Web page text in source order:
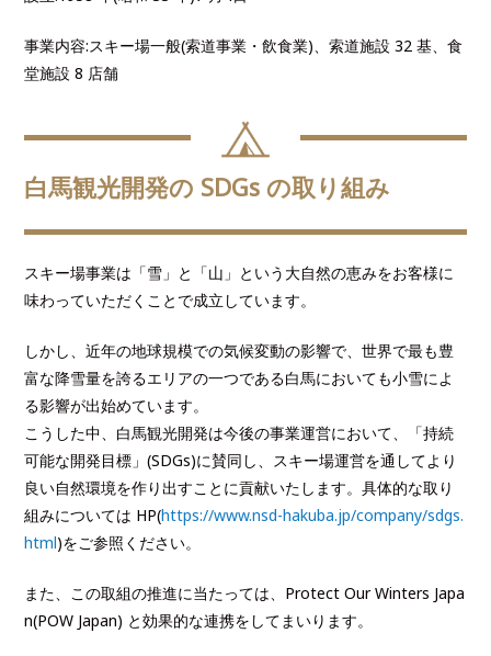
事業内容:スキー場一般(索道事業・飲食業)、索道施設 32 基、食
堂施設 8 店舗
白馬観光開発の SDGs の取り組み
スキー場事業は「雪」と「山」という大自然の恵みをお客様に
味わっていただくことで成立しています。
しかし、近年の地球規模での気候変動の影響で、世界で最も豊
富な降雪量を誇るエリアの一つである白馬においても小雪によ
る影響が出始めています。
こうした中、白馬観光開発は今後の事業運営において、「持続
可能な開発目標」(SDGs)に賛同し、スキー場運営を通してより
良い自然環境を作り出すことに貢献いたします。具体的な取り
組みについては HP(https://www.nsd-hakuba.jp/company/sdgs.
html)をご参照ください。
また、この取組の推進に当たっては、Protect Our Winters Japa
n(POW Japan) と効果的な連携をしてまいります。